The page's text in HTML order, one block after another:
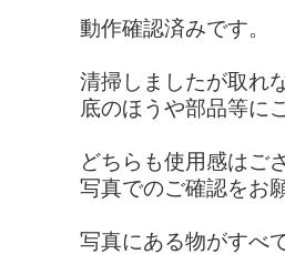
動作確認済みです。
清掃しましたが取れ
底のほうや部品等に
どちらも使用感はご
写真でのご確認をお
写真にある物がすべ